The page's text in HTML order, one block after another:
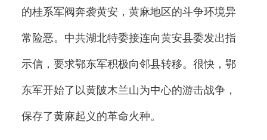
的桂系军阀奔袭黄安，黄麻地区的斗争环境异
常险恶。中共湖北特委接连向黄安县委发出指
示信，要求鄂东军积极向邻县转移。很快，鄂
东军开始了以黄陂木兰山为中心的游击战争，
保存了黄麻起义的革命火种。